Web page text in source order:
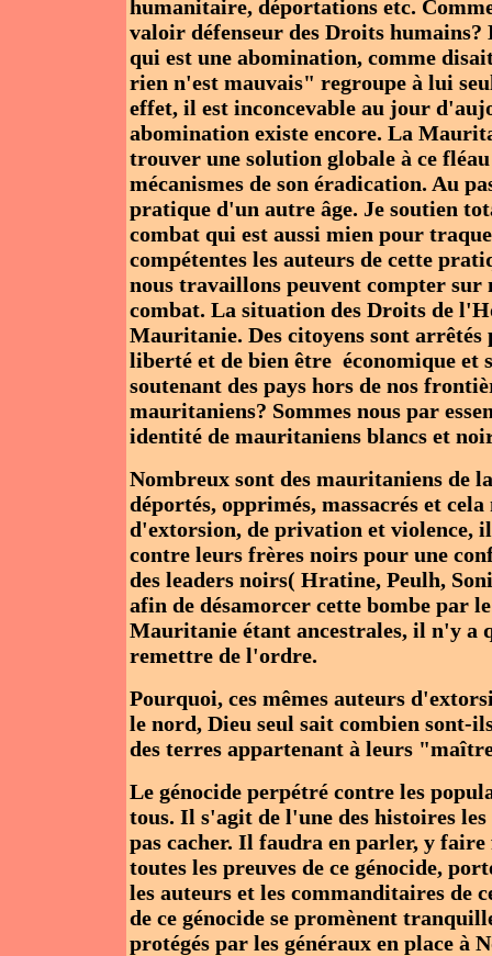
humanitaire, déportations etc.
valoir défenseur des Droits humains?
qui est une abomination, comme
rien n'est mauvais" regroupe à lui
effet, il est inconcevable au jour
abomination existe encore. La
trouver une solution globale à ce
mécanismes de son éradication. Au
pratique d'un autre âge. Je soutien
combat qui est aussi mien pour
compétentes les auteurs de cette
nous travaillons peuvent compter
combat. La situation des Droits de
Mauritanie. Des citoyens sont
liberté et de bien être économique et
soutenant des pays hors de nos
mauritaniens? Sommes nous par
identité de mauritaniens blancs et
Nombreux sont des mauritaniens de
déportés, opprimés, massacrés et
d'extorsion, de privation et violence,
contre leurs frères noirs pour une
des leaders noirs( Hratine, Peulh,
afin de désamorcer cette bombe par
Mauritanie étant ancestrales, il n'y a
remettre de l'ordre.
Pourquoi, ces mêmes auteurs
le nord, Dieu seul sait combien sont-
des terres appartenant à leurs
Le génocide perpétré contre les
tous. Il s'agit de l'une des histoires
pas cacher. Il faudra en parler, y faire
toutes les preuves de ce génocide,
les auteurs et les commanditaires de
de ce génocide se promènent
protégés par les généraux en place à